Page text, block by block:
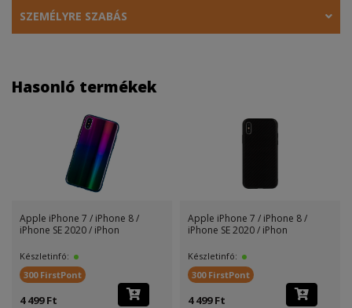
SZEMÉLYRE SZABÁS
Hasonló termékek
Apple iPhone 7 / iPhone 8 /
iPhone SE 2020 / iPhon
Készletinfó:
300 FirstPont
4 499 Ft
Apple iPhone 7 / iPhone 8 /
iPhone SE 2020 / iPhon
Készletinfó:
300 FirstPont
4 499 Ft